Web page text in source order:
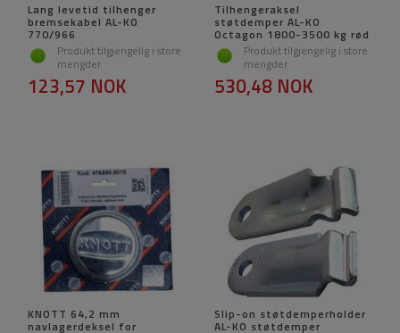
Lang levetid tilhenger
bremsekabel AL-KO
770/966
Produkt tilgjengelig i store
mengder
123,57 NOK
Tilhengeraksel
støtdemper AL-KO
Octagon 1800-3500 kg rød
Produkt tilgjengelig i store
mengder
530,48 NOK
KNOTT 64,2 mm
navlagerdeksel for
Slip-on støtdemperholder
AL-KO støtdemper